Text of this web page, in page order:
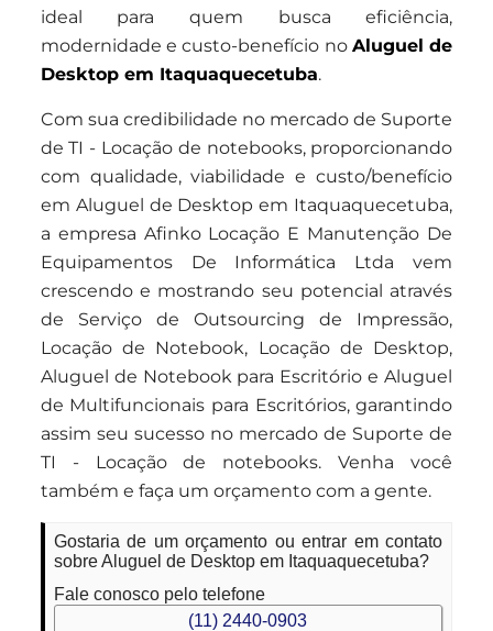
ideal para quem busca eficiência,
modernidade e custo-benefício no Aluguel de
Desktop em Itaquaquecetuba.
Com sua credibilidade no mercado de Suporte
de TI - Locação de notebooks, proporcionando
com qualidade, viabilidade e custo/benefício
em Aluguel de Desktop em Itaquaquecetuba,
a empresa Afinko Locação E Manutenção De
Equipamentos De Informática Ltda vem
crescendo e mostrando seu potencial através
de Serviço de Outsourcing de Impressão,
Locação de Notebook, Locação de Desktop,
Aluguel de Notebook para Escritório e Aluguel
de Multifuncionais para Escritórios, garantindo
assim seu sucesso no mercado de Suporte de
TI - Locação de notebooks. Venha você
também e faça um orçamento com a gente.
Gostaria de um orçamento ou entrar em contato
sobre Aluguel de Desktop em Itaquaquecetuba?
Fale conosco pelo telefone
(11) 2440-0903